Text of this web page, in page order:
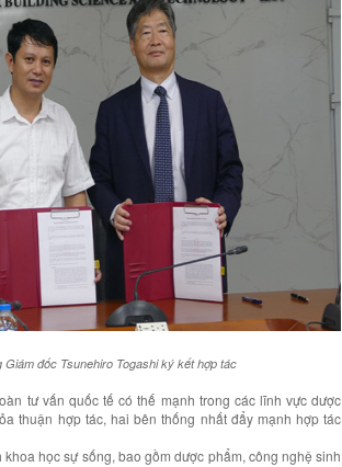
đốc Tsunehiro Togashi ký kết hợp tác
tư vấn quốc tế có thế mạnh trong các lĩnh vực dược
thuận hợp tác, hai bên thống nhất đẩy mạnh hợp tác
học sự sống, bao gồm dược phẩm, công nghệ sinh